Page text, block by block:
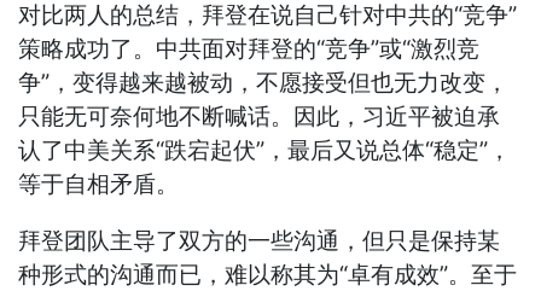
对比两人的总结，拜登在说自己针对中共的“竞争”
策略成功了。中共面对拜登的“竞争”或“激烈竞
争”，变得越来越被动，不愿接受但也无力改变，
只能无可奈何地不断喊话。因此，习近平被迫承
认了中美关系“跌宕起伏”，最后又说总体“稳定”，
等于自相矛盾。
拜登团队主导了双方的一些沟通，但只是保持某
种形式的沟通而已，难以称其为“卓有成效”。至于